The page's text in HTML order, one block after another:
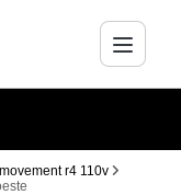
r4 110v